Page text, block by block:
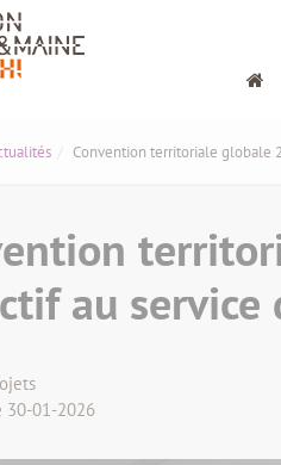
Convention territoriale globale
au
30-01-2026